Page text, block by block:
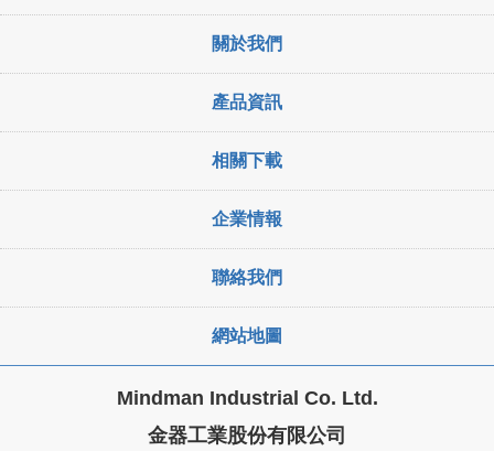
關於我們
產品資訊
相關下載
企業情報
聯絡我們
網站地圖
Mindman Industrial Co. Ltd.
金器工業股份有限公司